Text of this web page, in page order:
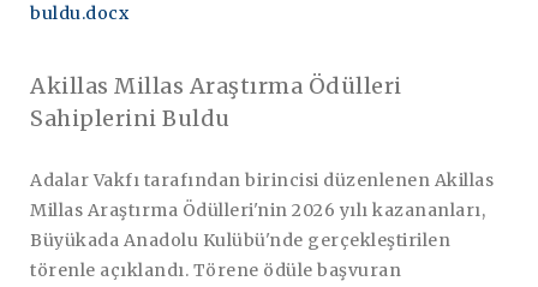
buldu.docx
Akillas Millas Araştırma Ödülleri
Sahiplerini Buldu
Adalar Vakfı tarafından birincisi düzenlenen Akillas
Millas Araştırma Ödülleri'nin 2026 yılı kazananları,
Büyükada Anadolu Kulübü'nde gerçekleştirilen
törenle açıklandı. Törene ödüle başvuran